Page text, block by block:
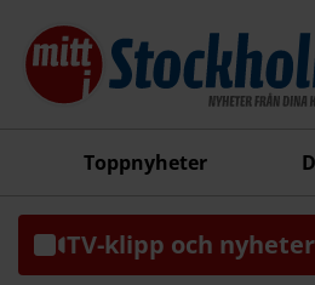
Toppnyheter
TV-klipp och nyheter